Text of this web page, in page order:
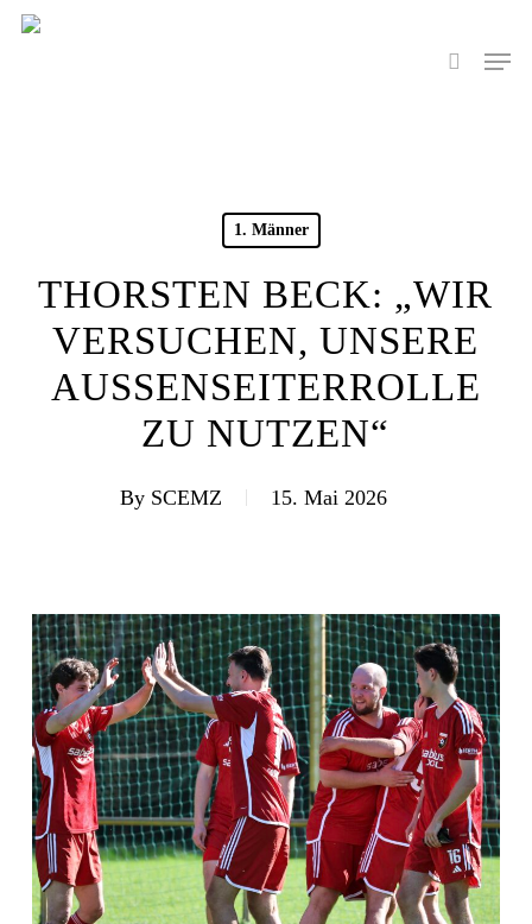
Skip
search
Menu
1. Männer
THORSTEN BECK: „WIR
VERSUCHEN, UNSERE
AUSSENSEITERROLLE Z
U NUTZEN“
By SCEMZ 15. Mai 2026